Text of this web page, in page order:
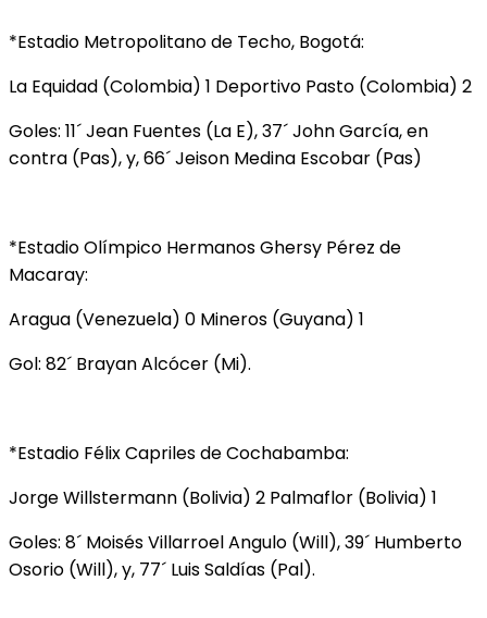
*Estadio Metropolitano de Techo, Bogotá:
La Equidad (Colombia) 1 Deportivo Pasto (Colombia) 2
Goles: 11´ Jean Fuentes (La E), 37´ John García, en
contra (Pas), y, 66´ Jeison Medina Escobar (Pas)
*Estadio Olímpico Hermanos Ghersy Pérez de
Macaray:
Aragua (Venezuela) 0 Mineros (Guyana) 1
Gol: 82´ Brayan Alcócer (Mi).
*Estadio Félix Capriles de Cochabamba:
Jorge Willstermann (Bolivia) 2 Palmaflor (Bolivia) 1
Goles: 8´ Moisés Villarroel Angulo (Will), 39´ Humberto
Osorio (Will), y, 77´ Luis Saldías (Pal).